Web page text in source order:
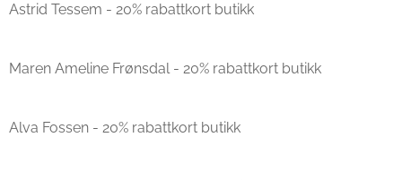
Astrid Tessem - 20% rabattkort butikk
Maren Ameline Frønsdal - 20% rabattkort butikk
Alva Fossen - 20% rabattkort butikk